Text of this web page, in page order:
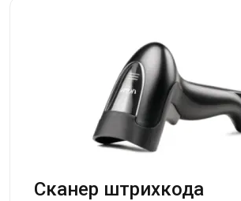
Сканер штрихкода